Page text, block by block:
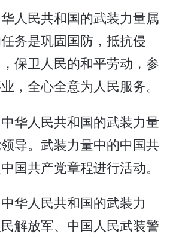
人民共和国的武装力量属
务是巩固国防，抵抗侵
保卫人民的和平劳动，参
，全心全意为人民服务。
华人民共和国的武装力量
导。武装力量中的中国共
国共产党章程进行活动。
华人民共和国的武装力
解放军、中国人民武装警